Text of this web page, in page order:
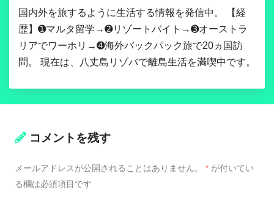
国内外を旅するように生活する情報を発信中。 【経
歴】➊マルタ留学→➋リゾートバイト→➌オーストラ
リアでワーホリ→➍海外バックパック旅で20ヵ国訪
問。 現在は、八丈島リゾバで離島生活を満喫中です。
コメントを残す
メールアドレスが公開されることはありません。 * が付いてい
る欄は必須項目です